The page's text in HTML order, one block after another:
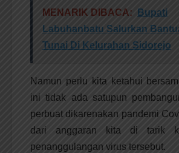
MENARIK DIBACA:
Bupati
Labuhanbatu Salurkan
Tunai Di Kelurahan Sidorejo
Namun perlu kita ketahui
ini tidak ada satupun
perbuat dikarenakan pandemi
dari anggaran kita di tarik
penanggulangan virus tersebut.